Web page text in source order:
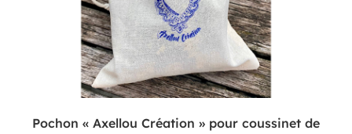
Pochon « Axellou Création » pour coussinet de